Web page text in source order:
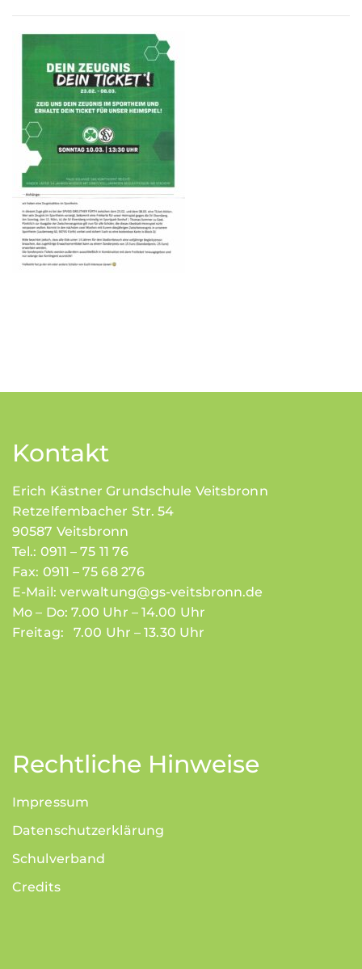
Kontakt
Erich Kästner Grundschule Veitsbronn
Retzelfembacher Str. 54
90587 Veitsbronn
Tel.: 0911 – 75 11 76
Fax: 0911 – 75 68 276
E-Mail: verwaltung@gs-veitsbronn.de
Mo – Do: 7.00 Uhr – 14.00 Uhr
Freitag: 7.00 Uhr – 13.30 Uhr
Rechtliche Hinweise
Impressum
Datenschutzerklärung
Schulverband
Credits